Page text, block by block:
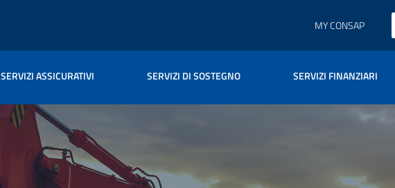
MY CONSAP
SERVIZI ASSICURATIVI SERVIZI DI SOSTEGNO SERVIZI FINANZIARI